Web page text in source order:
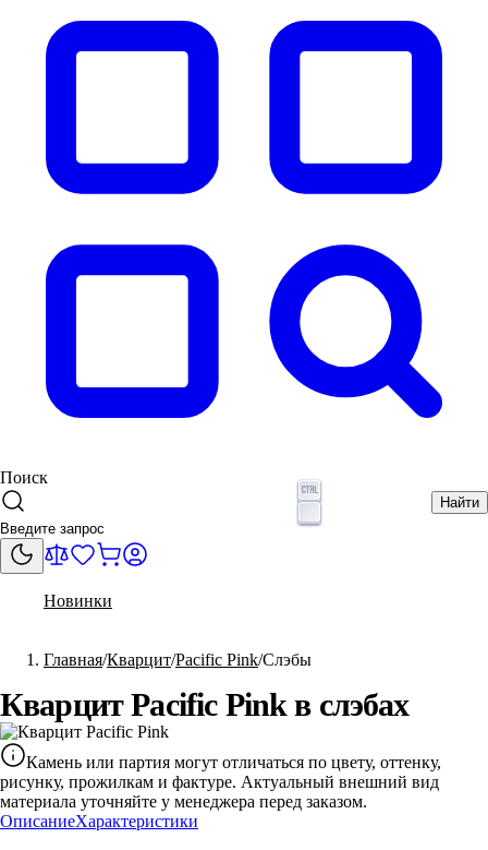
Поиск
Найти
Новинки
Главная Кварцит Pacific Pink Слэбы
Кварцит Pacific Pink в слэбах
Камень или партия могут отличаться по цвету, оттенку,
рисунку, прожилкам и фактуре. Актуальный внешний вид
материала уточняйте у менеджера перед заказом.
ОписаниеХарактеристики